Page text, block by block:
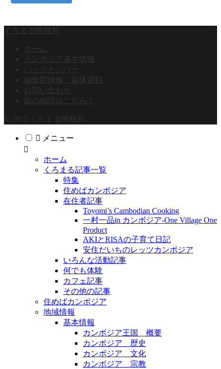
くろまる情報局
ホーム
カンボジア基本情報
バックナンバー
編集部情報・媒体資料
お問い合わせ
旅の相談はこちら！
© 2015 くろまる情報局.
メニュー
ホーム
くろまる記事一覧
特集
住めばカンボジア
在住者記事
Toyomi’s Cambodian Cooking
一村一品in カンボジア-One Village One
Product
AKIとRISAの子育て日記
安住だいちのレッツカンボジア
いろんな活動記事
何でも体験
カフェ記事
その他の記事
住めばカンボジア
地域情報
基本情報
カンボジア王国 概要
カンボジア 歴史
カンボジア 文化
カンボジア 宗教